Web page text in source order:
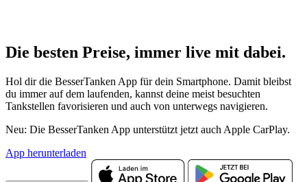
Die besten Preise, immer live mit dabei.
Hol dir die BesserTanken App für dein Smartphone. Damit bleibst
du immer auf dem laufenden, kannst deine meist besuchten
Tankstellen favorisieren und auch von unterwegs navigieren.
Neu: Die BesserTanken App unterstützt jetzt auch Apple CarPlay.
App herunterladen